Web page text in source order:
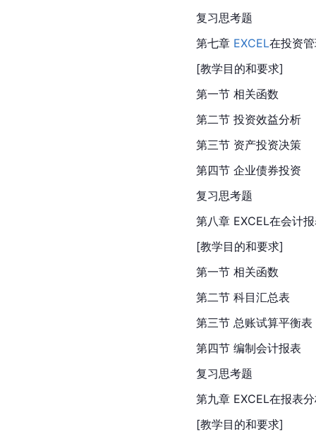
复习思考题
第七章 EXCEL在投资
[教学目的和要求]
第一节 相关函数
第二节 投资效益分析
第三节 资产投资决策
第四节 企业债券投资
复习思考题
第八章 EXCEL在会计
[教学目的和要求]
第一节 相关函数
第二节 科目汇总表
第三节 总账试算平衡表
第四节 编制会计报表
复习思考题
第九章 EXCEL在报表
[教学目的和要求]